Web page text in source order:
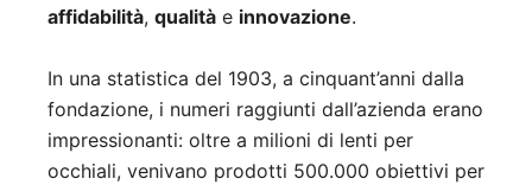
affidabilità, qualità e innovazione.
In una statistica del 1903, a cinquant’anni dalla
fondazione, i numeri raggiunti dall’azienda erano
impressionanti: oltre a milioni di lenti per
occhiali, venivano prodotti 500.000 obiettivi per